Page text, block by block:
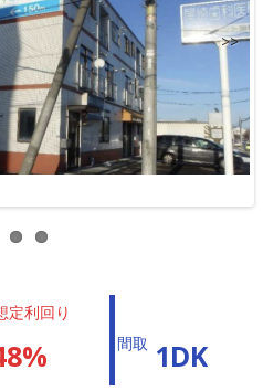
>>
定利回り
間取 1DK